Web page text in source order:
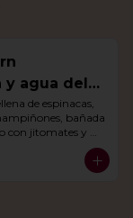
y agua del
de espinacas,
bañada
con jitomates y
una agua del